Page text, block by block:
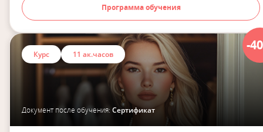
Программа обучения
-
Курс 11 ак.часов
Документ после обучения: Сертификат